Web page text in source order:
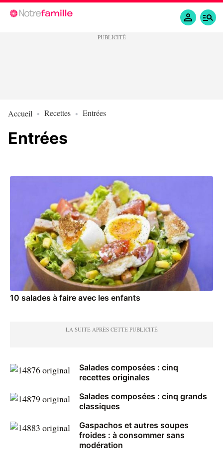
Accueil Recettes Entrées
Entrées
10 salades à faire avec les enfants
Salades composées : cinq
recettes originales
Salades composées : cinq grands
classiques
Gaspachos et autres soupes
froides : à consommer sans
modération